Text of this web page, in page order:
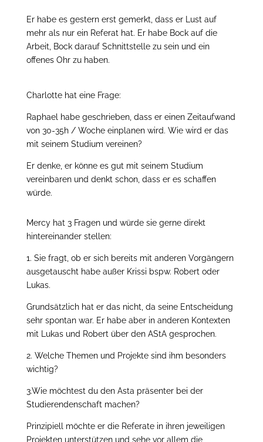
Er habe es gestern erst gemerkt, dass er Lust auf
mehr als nur ein Referat hat. Er habe Bock auf die
Arbeit, Bock darauf Schnittstelle zu sein und ein
offenes Ohr zu haben.
Charlotte hat eine Frage:
Raphael habe geschrieben, dass er einen Zeitaufwand
von 30-35h / Woche einplanen wird. Wie wird er das
mit seinem Studium vereinen?
Er denke, er könne es gut mit seinem Studium
vereinbaren und denkt schon, dass er es schaffen
würde.
Mercy hat 3 Fragen und würde sie gerne direkt
hintereinander stellen:
1. Sie fragt, ob er sich bereits mit anderen Vorgängern
ausgetauscht habe außer Krissi bspw. Robert oder
Lukas.
Grundsätzlich hat er das nicht, da seine Entscheidung
sehr spontan war. Er habe aber in anderen Kontexten
mit Lukas und Robert über den AStA gesprochen.
2. Welche Themen und Projekte sind ihm besonders
wichtig?
3.Wie möchtest du den Asta präsenter bei der
Studierendenschaft machen?
Prinzipiell möchte er die Referate in ihren jeweiligen
Projekten unterstützen und sehe vor allem die